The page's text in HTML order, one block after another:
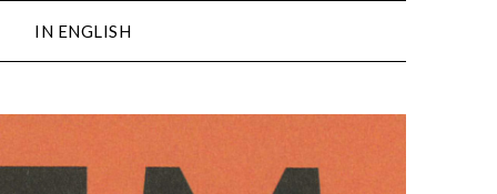
IN ENGLISH